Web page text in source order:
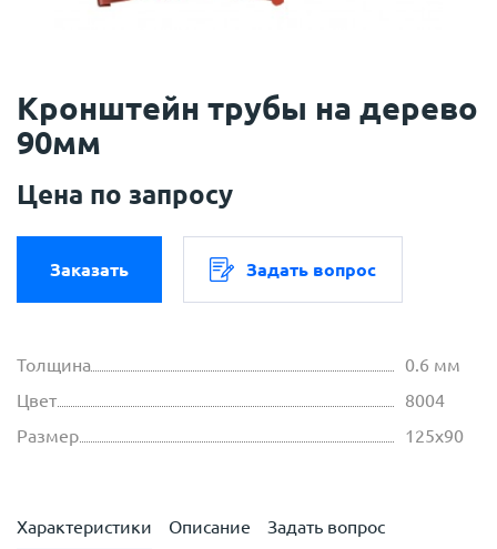
Кронштейн трубы на дерево
90мм
Цена по запросу
Заказать Задать вопрос
Толщина
0.6 мм
Цвет
8004
Размер
125х90
Характеристики Описание Задать вопрос